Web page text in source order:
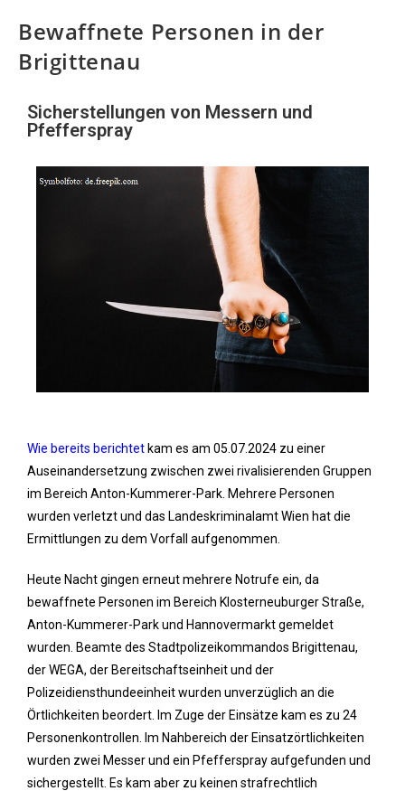
Bewaffnete Personen in der
Brigittenau
Sicherstellungen von Messern und
Pfefferspray
Wie bereits berichtet kam es am 05.07.2024 zu einer
Auseinandersetzung zwischen zwei rivalisierenden Gruppen
im Bereich Anton-Kummerer-Park. Mehrere Personen
wurden verletzt und das Landeskriminalamt Wien hat die
Ermittlungen zu dem Vorfall aufgenommen.
Heute Nacht gingen erneut mehrere Notrufe ein, da
bewaffnete Personen im Bereich Klosterneuburger Straße,
Anton-Kummerer-Park und Hannovermarkt gemeldet
wurden. Beamte des Stadtpolizeikommandos Brigittenau,
der WEGA, der Bereitschaftseinheit und der
Polizeidiensthundeeinheit wurden unverzüglich an die
Örtlichkeiten beordert. Im Zuge der Einsätze kam es zu 24
Personenkontrollen. Im Nahbereich der Einsatzörtlichkeiten
wurden zwei Messer und ein Pfefferspray aufgefunden und
sichergestellt. Es kam aber zu keinen strafrechtlich